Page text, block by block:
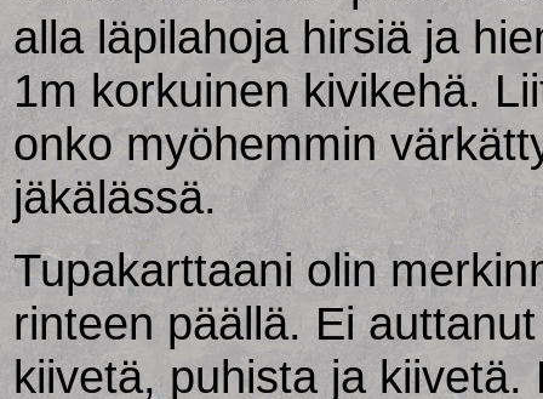
alla läpilahoja hirsiä ja
1m korkuinen kivikehä.
onko myöhemmin
jäkälässä.
Tupakarttaani olin
rinteen päällä. Ei
kiivetä, puhista ja kiivetä.